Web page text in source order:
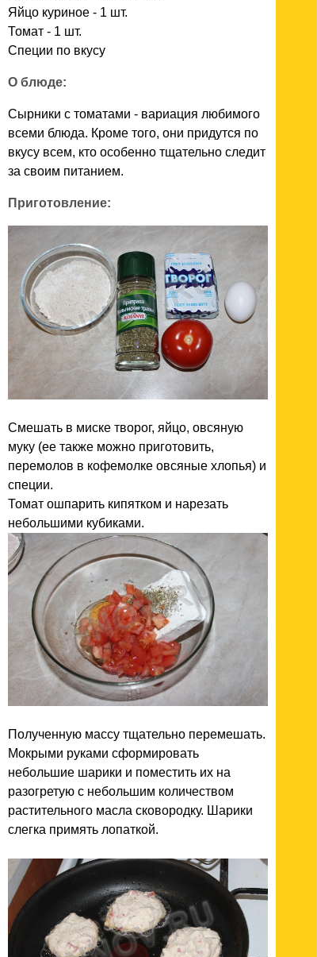
Яйцо куриное - 1 шт.
Томат - 1 шт.
Специи по вкусу
О блюде:
Сырники с томатами - вариация любимого
всеми блюда. Кроме того, они придутся по
вкусу всем, кто особенно тщательно следит
за своим питанием.
Приготовление:
Смешать в миске творог, яйцо, овсяную
муку (ее также можно приготовить,
перемолов в кофемолке овсяные хлопья) и
специи.
Томат ошпарить кипятком и нарезать
небольшими кубиками.
Полученную массу тщательно перемешать.
Мокрыми руками сформировать
небольшие шарики и поместить их на
разогретую с небольшим количеством
растительного масла сковородку. Шарики
слегка примять лопаткой.